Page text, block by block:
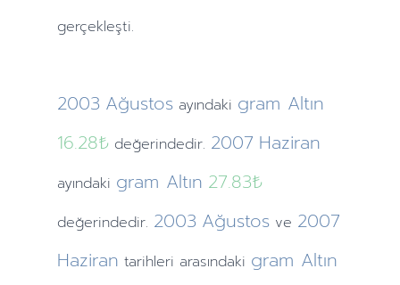
gerçekleşti.
2003 Ağustos ayındaki gram Altın
16.28₺değerindedir. 2007 Haziran
ayındaki gram Altın 27.83₺
değerindedir. 2003 Ağustos ve 2007
Haziran tarihleri arasındaki gram Altın